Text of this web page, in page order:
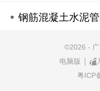
钢筋混凝土水泥
©2026 -
电脑版
粤ICP